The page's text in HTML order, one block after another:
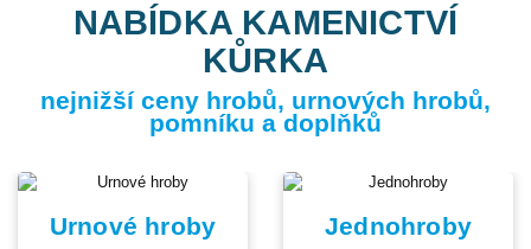
NABÍDKA KAMENICTVÍ
KŮRKA
nejnižší ceny hrobů, urnových hrobů,
pomníku a doplňků
Urnové hroby Jednohroby